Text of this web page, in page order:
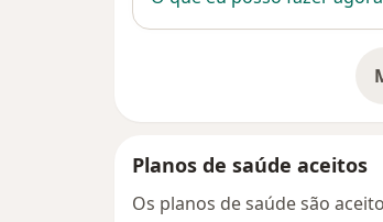
Planos de saúde aceitos
Os planos de saúde são